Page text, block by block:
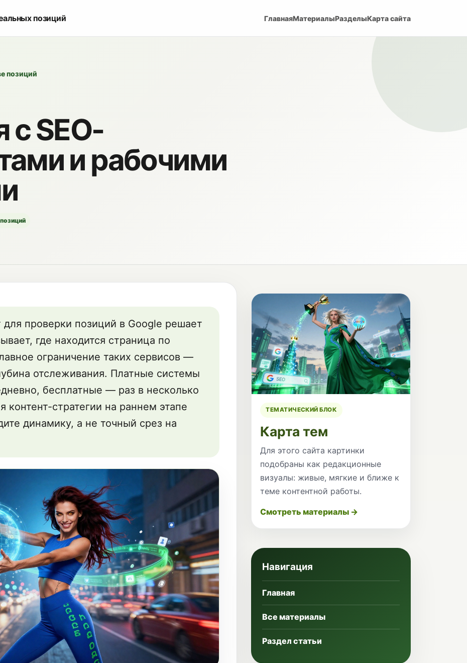
позиций ГлавнаяМатериалыРазделыКарта сайта
позиций
с SEO-
и рабочими
проверки позиций в Google решает
где находится страница по
ограничение таких сервисов —
отслеживания. Платные системы
бесплатные — раз в несколько
контент-стратегии на раннем этапе
динамику, а не точный срез на
ТЕМАТИЧЕСКИЙ БЛОК
Карта тем
Для этого сайта картинки
подобраны как редакционные
визуалы: живые, мягкие и ближе к
теме контентной работы.
Смотреть материалы →
Навигация
Главная
Все материалы
Раздел статьи